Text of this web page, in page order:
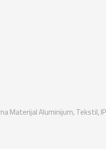
Materijal Aluminijum, Tekstil,